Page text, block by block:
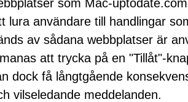
som Mac-
lura användare till handlingar
av sådana webbplatser är
att trycka på en "Tillåt"-
dock få långtgående
vilseledande meddelanden.